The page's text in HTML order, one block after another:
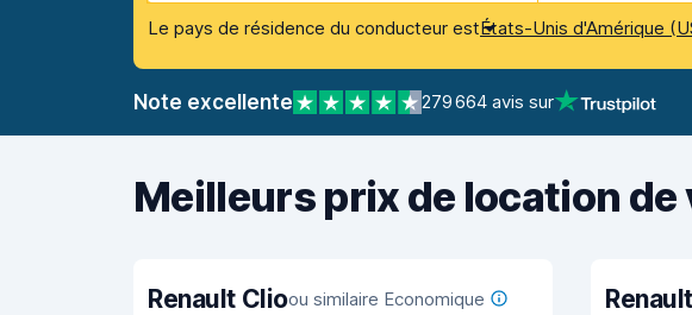
Le pays de résidence du conducteur estÉtats-Unis d'Amérique
Note excellente 279 664 avis sur
Meilleurs prix de location de
Renault Clioou similaire Economique